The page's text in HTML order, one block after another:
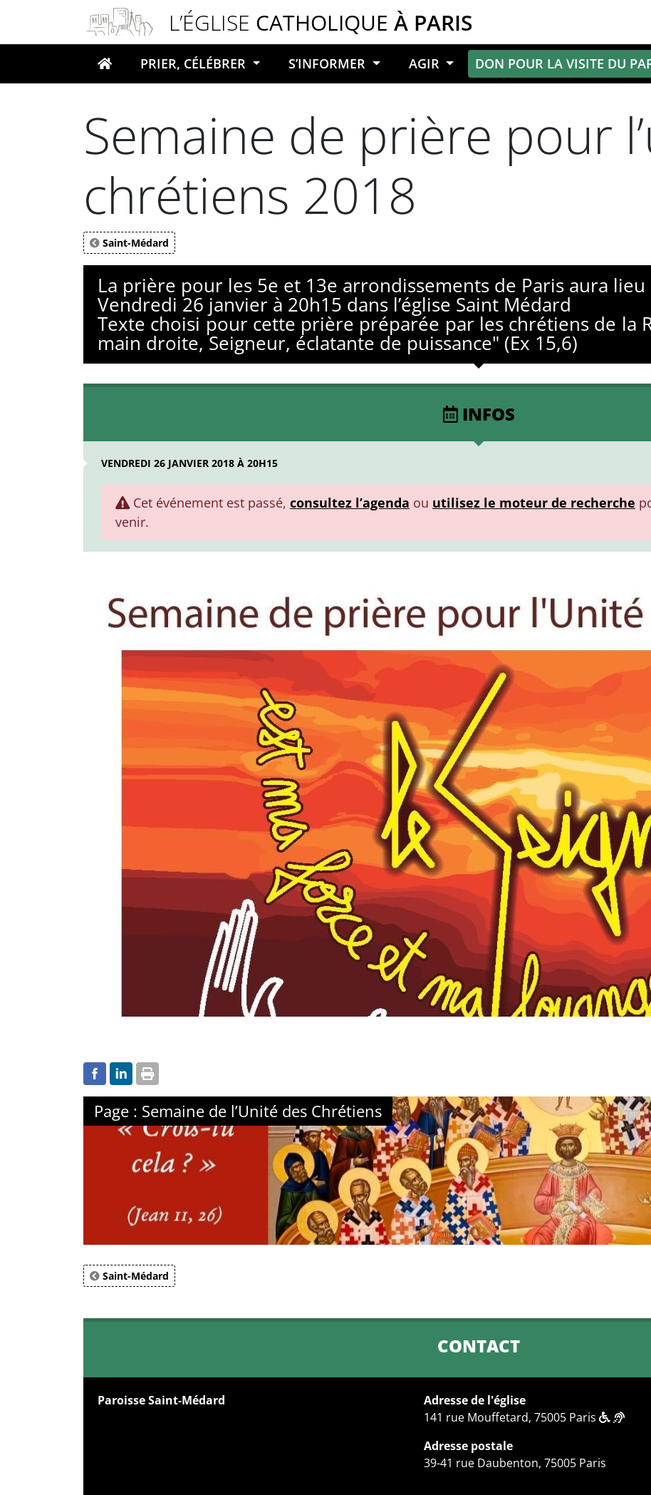
L’ÉGLISE CATHOLIQUE À PARIS
Votre recherche
PRIER, CÉLÉBRER S’INFORMER AGIR DON POUR LA VISITE DU
Semaine de prière pour
chrétiens 2018
Saint-Médard
La prière pour les 5e et 13e arrondissements de Paris aura lieu
Vendredi 26 janvier à 20h15 dans l’église Saint Médard
Texte choisi pour cette prière préparée par les chrétiens de la
main droite, Seigneur, éclatante de puissance" (Ex 15,6)
INFOS
VENDREDI 26 JANVIER 2018 À 20H15
Cet événement est passé, consultez l’agenda ou utilisez le moteur de recherche
venir.
Page : Semaine de l’Unité des Chrétiens
Saint-Médard
CONTACT
Paroisse Saint-Médard
Adresse de l'église
141 rue Mouffetard, 75005 Paris
Adresse postale
39-41 rue Daubenton, 75005 Paris
Panneau de gestion des cookies